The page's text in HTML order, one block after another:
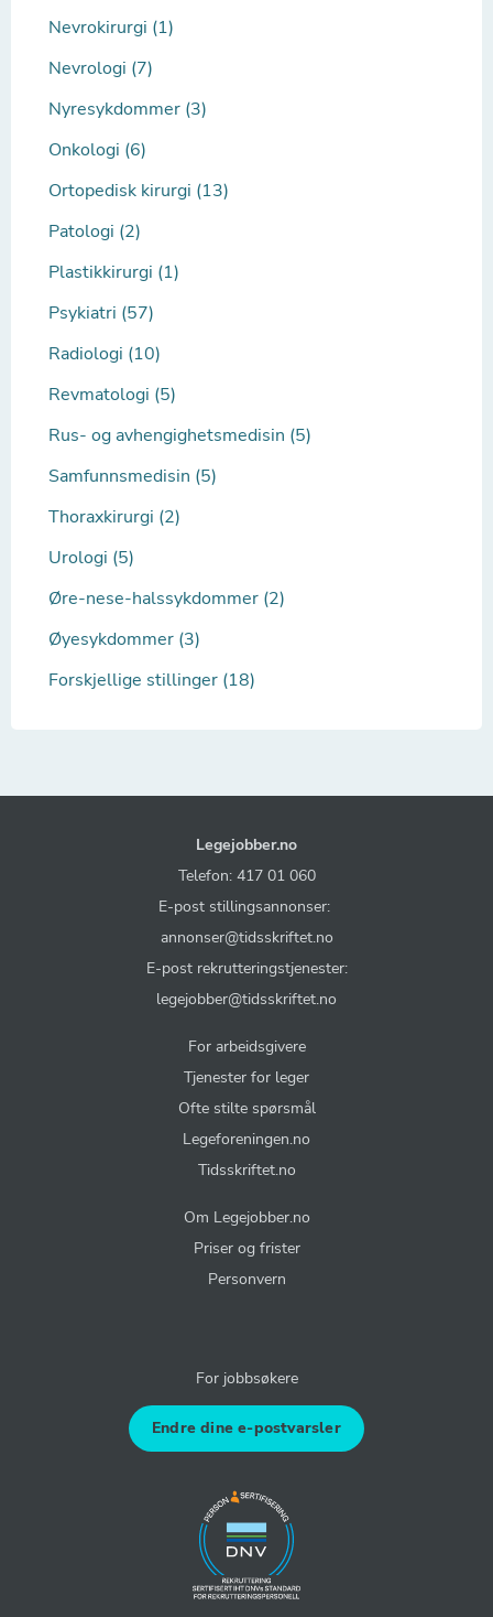
Nevrokirurgi (1)
Nevrologi (7)
Nyresykdommer (3)
Onkologi (6)
Ortopedisk kirurgi (13)
Patologi (2)
Plastikkirurgi (1)
Psykiatri (57)
Radiologi (10)
Revmatologi (5)
Rus- og avhengighetsmedisin (5)
Samfunnsmedisin (5)
Thoraxkirurgi (2)
Urologi (5)
Øre-nese-halssykdommer (2)
Øyesykdommer (3)
Forskjellige stillinger (18)
Legejobber.no
Telefon: 417 01 060
E-post stillingsannonser:
annonser@tidsskriftet.no
E-post rekrutteringstjenester:
legejobber@tidsskriftet.no
For arbeidsgivere
Tjenester for leger
Ofte stilte spørsmål
Legeforeningen.no
Tidsskriftet.no
Om Legejobber.no
Priser og frister
Personvern
For jobbsøkere
Endre dine e-postvarsler